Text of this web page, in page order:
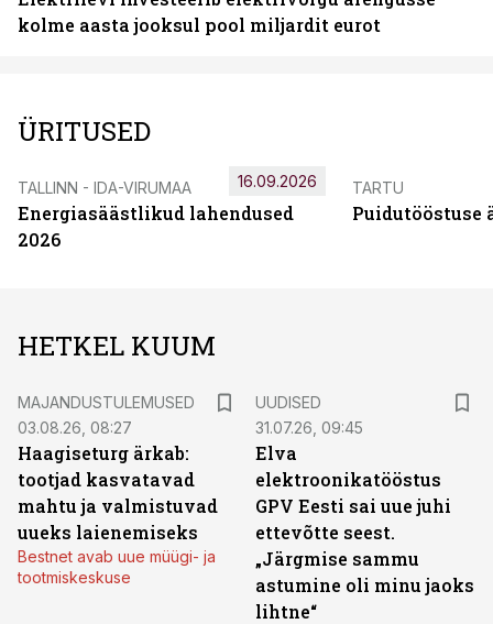
kolme aasta jooksul pool miljardit eurot
ÜRITUSED
TALLINN - IDA-VIRUMAA
Energiasäästlikud lahendused
2026
16.09.2026 TARTU
Puidutööstuse
HETKEL KUUM
MAJANDUSTULEMUSED
03.08.26, 08:27
Haagiseturg ärkab:
tootjad kasvatavad
mahtu ja valmistuvad
uueks laienemiseks
Bestnet avab uue müügi- ja
tootmiskeskuse
UUDISED
31.07.26, 09:45
Elva
elektroonikatööstus
GPV Eesti sai uue juhi
ettevõtte seest.
„Järgmise sammu
astumine oli minu jaoks
lihtne“